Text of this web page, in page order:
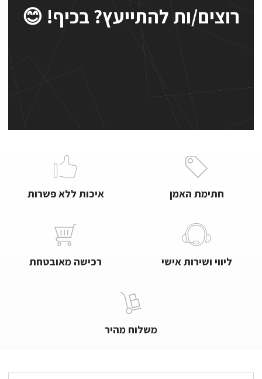
רוצים/ות להתייעץ? בכיף! 😊
חתימת האמן איכות ללא פשרות
ליווי ושירות אישי רכישה מאובטחת
משלוח מהיר